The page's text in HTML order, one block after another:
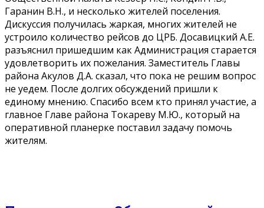
Гаранин В.Н., и несколько жителей поселения.
Дискуссия получилась жаркая, многих жителей не
устроило количество рейсов до ЦРБ. Досавицкий А.Е.
разъяснил пришедшим как Администрация старается
удовлетворить их пожелания. Заместитель Главы
района Акулов Д.А. сказал, что пока не решим вопрос
не уедем. После долгих обсуждений пришли к
единому мнению. Спасибо всем кто принял участие, а
главное Главе района Токареву М.Ю., который на
оперативной планерке поставил задачу помочь
жителям.